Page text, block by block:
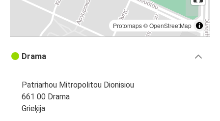
Protomaps©OpenStreetMap
Drama
Patriarhou Mitropolitou Dionisiou
661 00 Drama
Grieķija